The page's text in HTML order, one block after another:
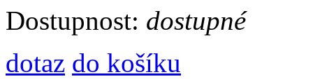
Dostupnost: dostupné
dotaz do košíku